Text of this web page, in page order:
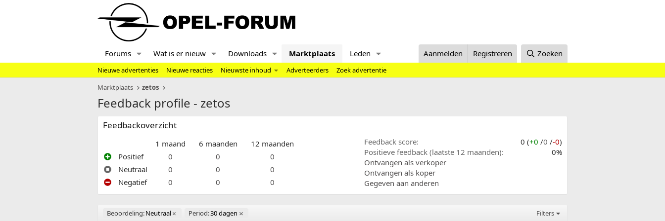
Forums Wat is er nieuw Downloads Marktplaats Leden Aanmelden Registreren Zoeken
Nieuwe advertenties Nieuwe reacties Nieuwste inhoud Adverteerders
Zoek advertentie
Marktplaats
zetos
Feedback profile - zetos
Feedbackoverzicht
1 maand 6 maanden
12 maanden
Positief
0 0
0
Neutraal
0 0
0
Negatief
0 0 0
Feedback score 0 (+0 /0 /-0)
Positieve feedback (laatste 12 maanden)
0%
Ontvangen als verkoper
Ontvangen als koper
Gegeven aan anderen
Beoordeling:Neutraal Period:30 dagen Filters